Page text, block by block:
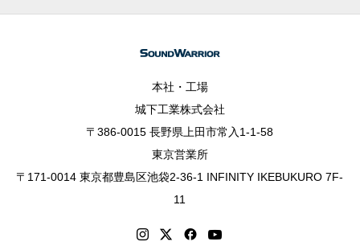
本社・工場
城下工業株式会社
〒386-0015 長野県上田市常入1-1-58
東京営業所
〒171-0014 東京都豊島区池袋2-36-1 INFINITY IKEBUKURO 7F-
11